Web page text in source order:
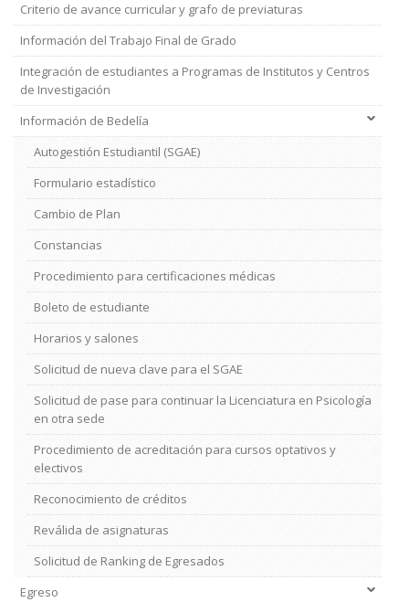
Criterio de avance curricular y grafo de previaturas
Información del Trabajo Final de Grado
Integración de estudiantes a Programas de Institutos y Centros
de Investigación
Información de Bedelía
Autogestión Estudiantil (SGAE)
Formulario estadístico
Cambio de Plan
Constancias
Procedimiento para certificaciones médicas
Boleto de estudiante
Horarios y salones
Solicitud de nueva clave para el SGAE
Solicitud de pase para continuar la Licenciatura en Psicología
en otra sede
Procedimiento de acreditación para cursos optativos y
electivos
Reconocimiento de créditos
Reválida de asignaturas
Solicitud de Ranking de Egresados
Egreso